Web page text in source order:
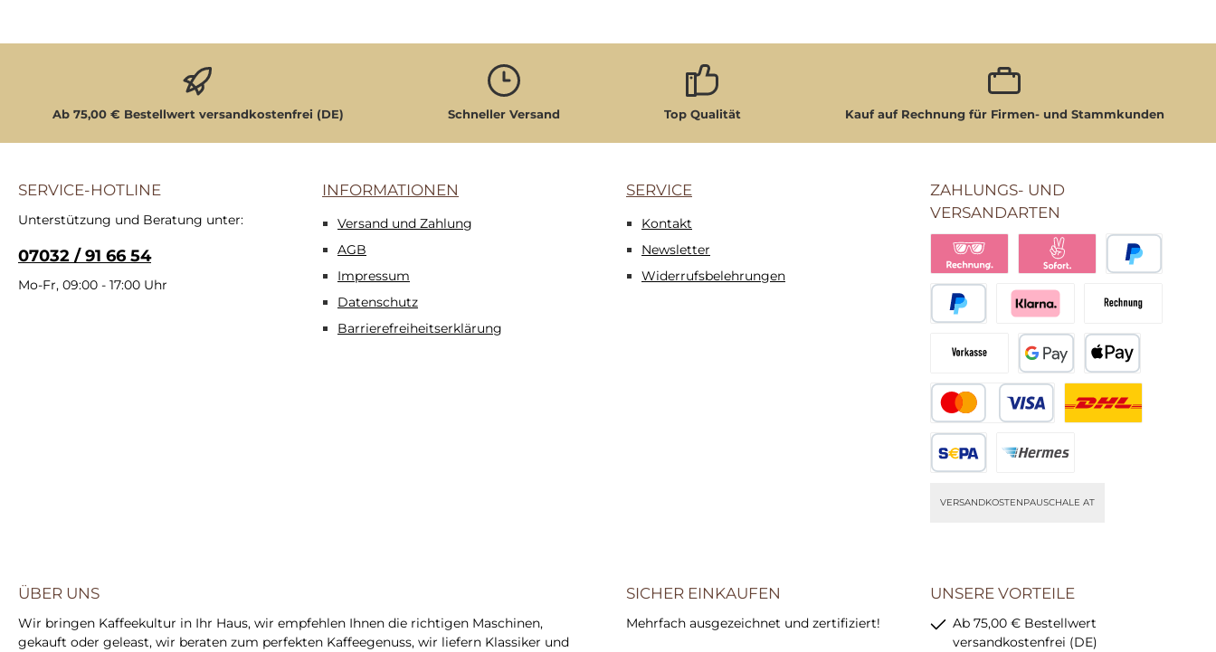
Ab 75,00 € Bestellwert versandkostenfrei (DE) Schneller Versand Top Qualität Kauf auf Rechnung für Firmen- und Stammkunden
SERVICE-HOTLINE
Unterstützung und Beratung unter:
07032 / 91 66 54
Mo-Fr, 09:00 - 17:00 Uhr
INFORMATIONEN
Versand und Zahlung
AGB
Impressum
Datenschutz
Barrierefreiheitserklärung
SERVICE
Kontakt
Newsletter
Widerrufsbelehrungen
ZAHLUNGS- UND
VERSANDARTEN
Später BezahlenPay with KlarnaRechnung
Vorkasse Google PayApple Pay
Kredit- oder Debitkarte
Klarna Pay Later
VERSANDKOSTENPAUSCHALE AT
ÜBER UNS
Wir bringen Kaffeekultur in Ihr Haus, wir empfehlen Ihnen die richtigen Maschinen,
gekauft oder geleast, wir beraten zum perfekten Kaffeegenuss, wir liefern Klassiker und
SICHER EINKAUFEN
Mehrfach ausgezeichnet und zertifiziert!
UNSERE VORTEILE
Ab 75,00 € Bestellwert
versandkostenfrei (DE)